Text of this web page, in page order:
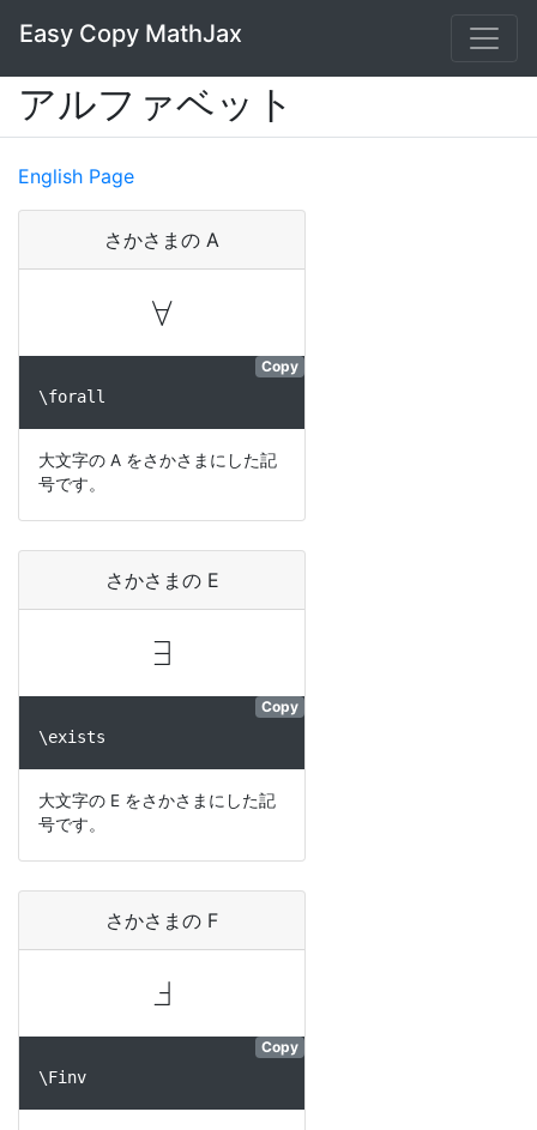
Easy Copy MathJax
アルファベット
English Page
さかさまの A
∀
\forall
Copy
大文字の A をさかさまにした記
号です。
さかさまの E
∃
\exists
Copy
大文字の E をさかさまにした記
号です。
さかさまの F
Ⅎ
\Finv
Copy